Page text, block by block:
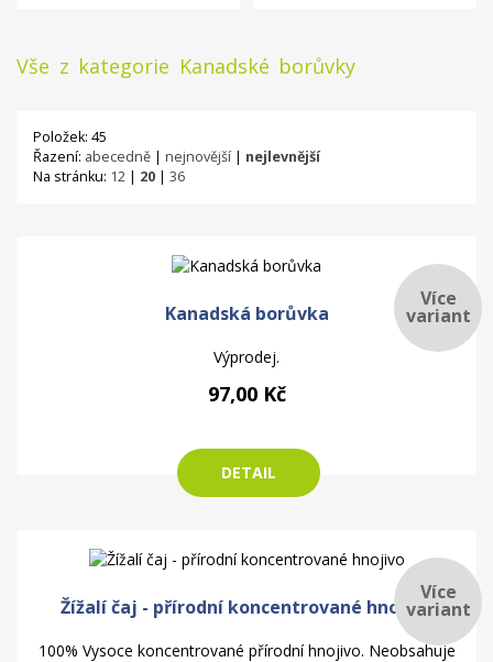
Vše z kategorie Kanadské borůvky
Položek: 45
Řazení: abecedně nejnovější
nejlevnější
Na stránku: 12 20 36
Kanadská borůvka
Výprodej.
97,00 Kč
DETAIL
Více
variant
Žížalí čaj - přírodní koncentrované hnojivo
100% Vysoce koncentrované přírodní hnojivo. Neobsahuje
Více
variant